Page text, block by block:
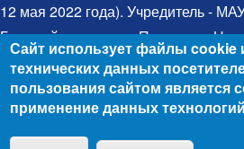
12 мая 2022 года). Учредитель -
Главный редактор – Протченко
Телефон: 8(383)314-03-03.
egida@yandex.ru. При
на сайт обязательна. Все права
старше 12 лет (12+). © 2006 - 2026
Сайт использует файлы cookie
технических данных
пользования сайтом является
применение данных технологий